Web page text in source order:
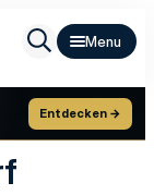
Entdecken →